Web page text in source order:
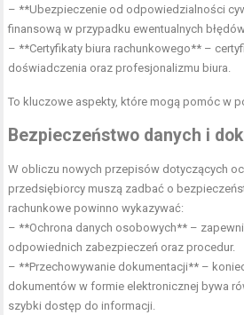
– **Ubezpieczenie od odpowiedzialności
finansową w przypadku ewentualnych
– **Certyfikaty biura rachunkowego** –
doświadczenia oraz profesjonalizmu biura.
To kluczowe aspekty, które mogą pomóc w
Bezpieczeństwo danych i
W obliczu nowych przepisów dotyczących
przedsiębiorcy muszą zadbać o
rachunkowe powinno wykazywać:
– **Ochrona danych osobowych** –
odpowiednich zabezpieczeń oraz procedur.
– **Przechowywanie dokumentacji** –
dokumentów w formie elektronicznej bywa
szybki dostęp do informacji.